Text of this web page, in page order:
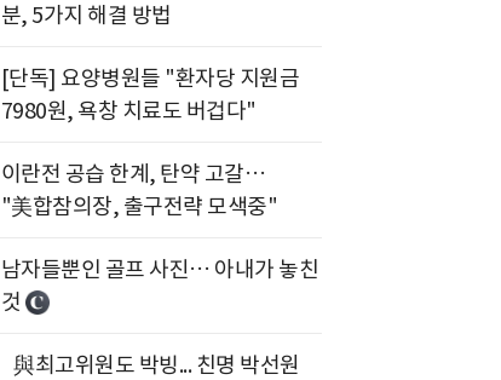
분, 5가지 해결 방법
[단독] 요양병원들 "환자당 지원금
7980원, 욕창 치료도 버겁다"
이란전 공습 한계, 탄약 고갈…
"美합참의장, 출구전략 모색중"
남자들뿐인 골프 사진… 아내가 놓친
것
與최고위원도 박빙... 친명 박선원